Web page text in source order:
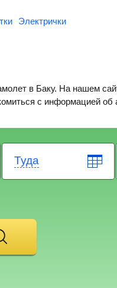
Электрички
в Баку. На нашем
с информацией об
Туда